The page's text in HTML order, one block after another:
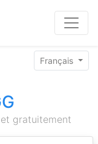
Français
gratuitement